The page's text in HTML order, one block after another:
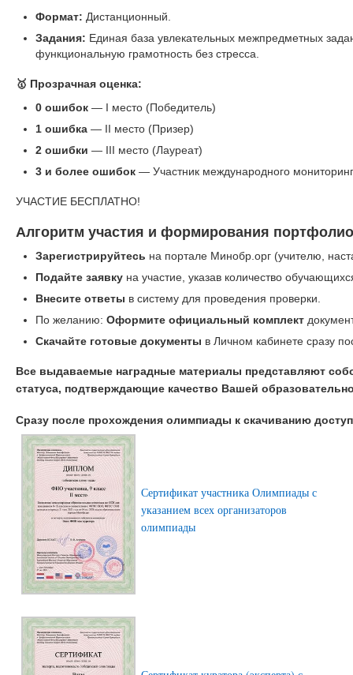
Формат: Дистанционный.
Задания: Единая база увлекательных межпредметных
функциональную грамотность без стресса.
🥇 Прозрачная оценка:
0 ошибок— I место (Победитель)
1 ошибка— II место (Призер)
2 ошибки — III место (Лауреат)
3 и более ошибок— Участник международного
УЧАСТИЕ БЕСПЛАТНО!
Алгоритм участия и формирования
Зарегистрируйтесь на портале Минобр.орг (учителю,
Подайте заявкуна участие, указав количество
Внесите ответы в систему для проведения проверки.
По желанию: Оформите официальный комплект
Скачайте готовые документы в Личном кабинете сразу
Все выдаваемые наградные материалы представляют
статуса, подтверждающие качество Вашей
Сразу после прохождения олимпиады к скачиванию
Сертификат участника Олимпиады с
указанием всех организаторов
олимпиады